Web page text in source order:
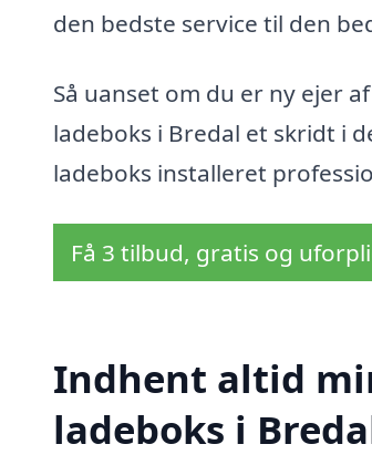
den bedste service til den
Så uanset om du er ny ejer
ladeboks i Bredal et skridt i
ladeboks installeret
Få 3 tilbud, gratis og
Indhent altid
ladeboks i